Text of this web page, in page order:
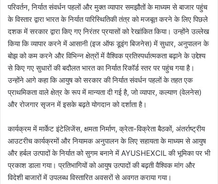
परिवर्तन, निर्यात संवर्धन पहलों और मुक्त व्यापार समझौतों के माध्यम से बाजार पहुंच
के विस्तार द्वारा भारत के निर्यात पारिस्थितिकी तंत्र को मजबूत करने के लिए पिछले
दशक में सरकार द्वारा किए गए निरंतर प्रयासों को रेखांकित किया। उन्होंने उल्लेख
किया कि व्यापार करने में आसानी (इज ऑफ डूइंग बिजनेस) में सुधार, अनुपालन के
बोझ को कम करने और विभिन्न क्षेत्रों में वैश्विक प्रतिस्पर्धात्मकता बढ़ाने के उद्देश्य
से किए गए सुधारों की बदौलत भारत का निर्यात रिकॉर्ड स्तर पर पहुंच गया है।
उन्होंने आगे कहा कि आयुष को सरकार की निर्यात संवर्धन पहलों के तहत एक
प्राथमिकता वाले क्षेत्र के रूप में मान्यता दी गई है, जो व्यापार, कल्याण (वेलनेस)
और रोजगार सृजन में इसके बढ़ते योगदान को दर्शाता है।
कार्यक्रम में मार्केट इंटेलिजेंस, क्षमता निर्माण, क्रेता-विक्रेता बैठकों, अंतर्राष्ट्रीय
आउटरीच कार्यक्रमों और नियामक अनुपालन के लिए सहायता के माध्यम से आयुष
और हर्बल उत्पादों के निर्यात को सुगम बनाने में AYUSHEXCIL की भूमिका पर भी
प्रकाश डाला गया। प्रतिभागियों को आयुष उत्पादों की बढ़ती वैश्विक मांग और
विदेशी बाजारों में उपलब्ध विस्तारित अवसरों से अवगत कराया गया।